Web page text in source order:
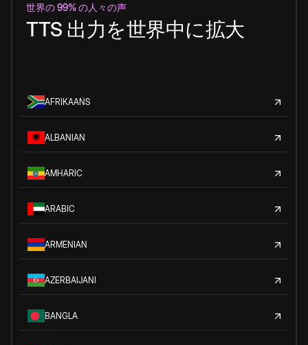
世界の 99% の人々の声
TTS 出力を世界中に拡大
AFRIKAANS
ALBANIAN
AMHARIC
ARABIC
ARMENIAN
AZERBAIJANI
BANGLA